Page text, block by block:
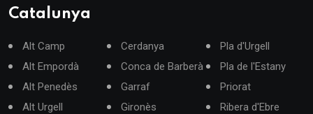
Catalunya
Alt Camp
Alt Empordà
Alt Penedès
Alt Urgell
Cerdanya
Conca de Barberà
Garraf
Gironès
Pla d'Urgell
Pla de l'Estany
Priorat
Ribera d'Ebre